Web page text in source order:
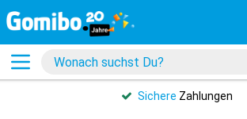
Sichere Zahlungen